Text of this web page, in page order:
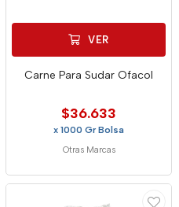
VER
Carne Para Sudar Ofacol
$36.633
x 1000 Gr Bolsa
Otras Marcas